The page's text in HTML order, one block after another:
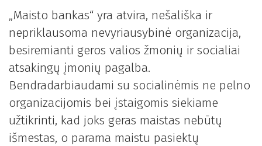
„Maisto bankas“ yra atvira, nešališka ir
nepriklausoma nevyriausybinė organizacija,
besiremianti geros valios žmonių ir socialiai
atsakingų įmonių pagalba.
Bendradarbiaudami su socialinėmis ne pelno
organizacijomis bei įstaigomis siekiame
užtikrinti, kad joks geras maistas nebūtų
išmestas, o parama maistu pasiektų